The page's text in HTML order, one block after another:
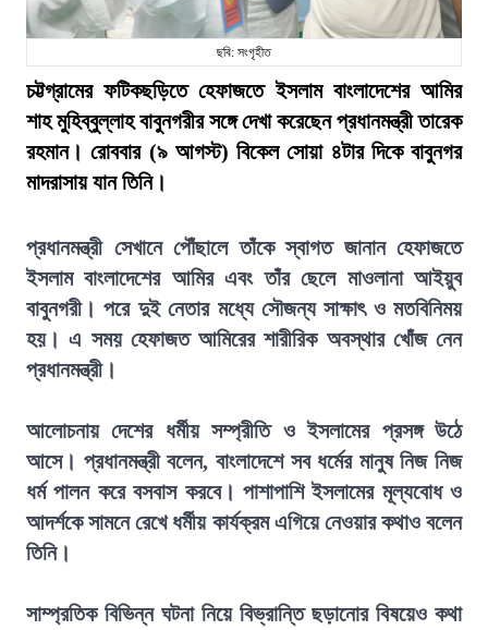
ছবি: সংগৃহীত
চট্টগ্রামের ফটিকছড়িতে হেফাজতে ইসলাম বাংলাদেশের আমির
শাহ মুহিব্বুল্লাহ বাবুনগরীর সঙ্গে দেখা করেছেন প্রধানমন্ত্রী তারেক
রহমান। রোববার (৯ আগস্ট) বিকেল সোয়া ৪টার দিকে বাবুনগর
মাদরাসায় যান তিনি।
প্রধানমন্ত্রী সেখানে পৌঁছালে তাঁকে স্বাগত জানান হেফাজতে
ইসলাম বাংলাদেশের আমির এবং তাঁর ছেলে মাওলানা আইয়ুব
বাবুনগরী। পরে দুই নেতার মধ্যে সৌজন্য সাক্ষাৎ ও মতবিনিময়
হয়। এ সময় হেফাজত আমিরের শারীরিক অবস্থার খোঁজ নেন
প্রধানমন্ত্রী।
আলোচনায় দেশের ধর্মীয় সম্প্রীতি ও ইসলামের প্রসঙ্গ উঠে
আসে। প্রধানমন্ত্রী বলেন, বাংলাদেশে সব ধর্মের মানুষ নিজ নিজ
ধর্ম পালন করে বসবাস করবে। পাশাপাশি ইসলামের মূল্যবোধ ও
আদর্শকে সামনে রেখে ধর্মীয় কার্যক্রম এগিয়ে নেওয়ার কথাও বলেন
তিনি।
সাম্প্রতিক বিভিন্ন ঘটনা নিয়ে বিভ্রান্তি ছড়ানোর বিষয়েও কথা